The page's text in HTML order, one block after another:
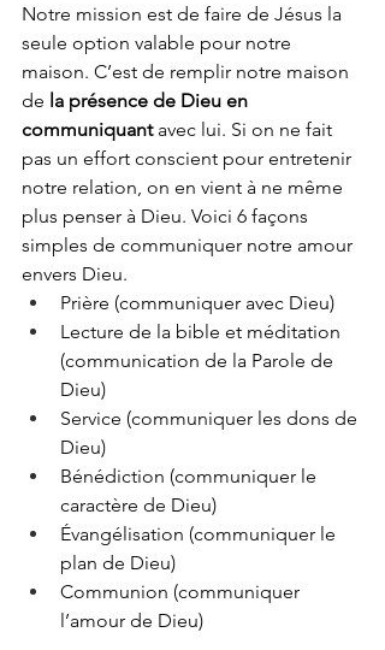
Notre mission est de faire de Jésus la
seule option valable pour notre
maison. C’est de remplir notre maison
de la présence de Dieu en
communiquant avec lui. Si on ne fait
pas un effort conscient pour entretenir
notre relation, on en vient à ne même
plus penser à Dieu. Voici 6 façons
simples de communiquer notre amour
envers Dieu.
Prière (communiquer avec Dieu)
Lecture de la bible et méditation
(communication de la Parole de
Dieu)
Service (communiquer les dons de
Dieu)
Bénédiction (communiquer le
caractère de Dieu)
Évangélisation (communiquer le
plan de Dieu)
Communion (communiquer
l’amour de Dieu)